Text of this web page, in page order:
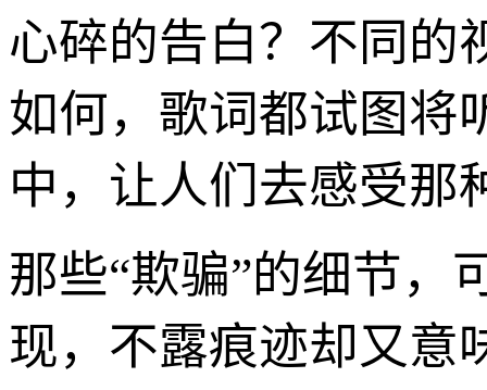
心碎的告白？不同的
如何，歌词都试图将
中，让人们去感受那
那些“欺骗”的细节，
现，不露痕迹却又意